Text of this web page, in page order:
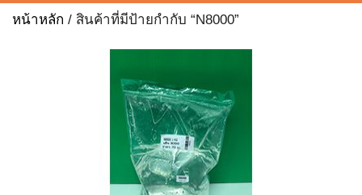
หน้าหลัก / สินค้าที่มีป้ายกำกับ “N8000”